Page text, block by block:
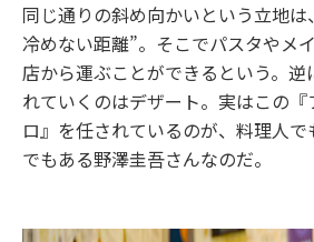
同じ通りの斜め向かいという立地
冷めない距離”。そこでパスタやメ
店から運ぶことができるという。
れていくのはデザート。実はこの
ロ』を任されているのが、料理人
でもある野澤圭吾さんなのだ。